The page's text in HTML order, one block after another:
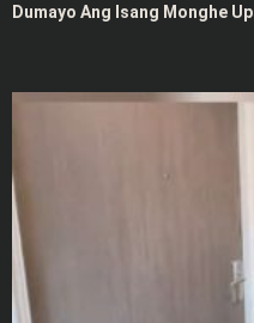
Dumayo Ang Isang Monghe